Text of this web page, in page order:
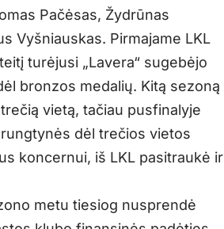
Pačėsas, Žydrūnas
Vyšniauskas. Pirmajame LKL
turėjusi „Lavera“ sugebėjo
bronzos medalių. Kitą sezoną
vietą, tačiau pusfinalyje
dėl trečios vietos
koncernui, iš LKL pasitraukė ir
metu tiesiog nusprendė